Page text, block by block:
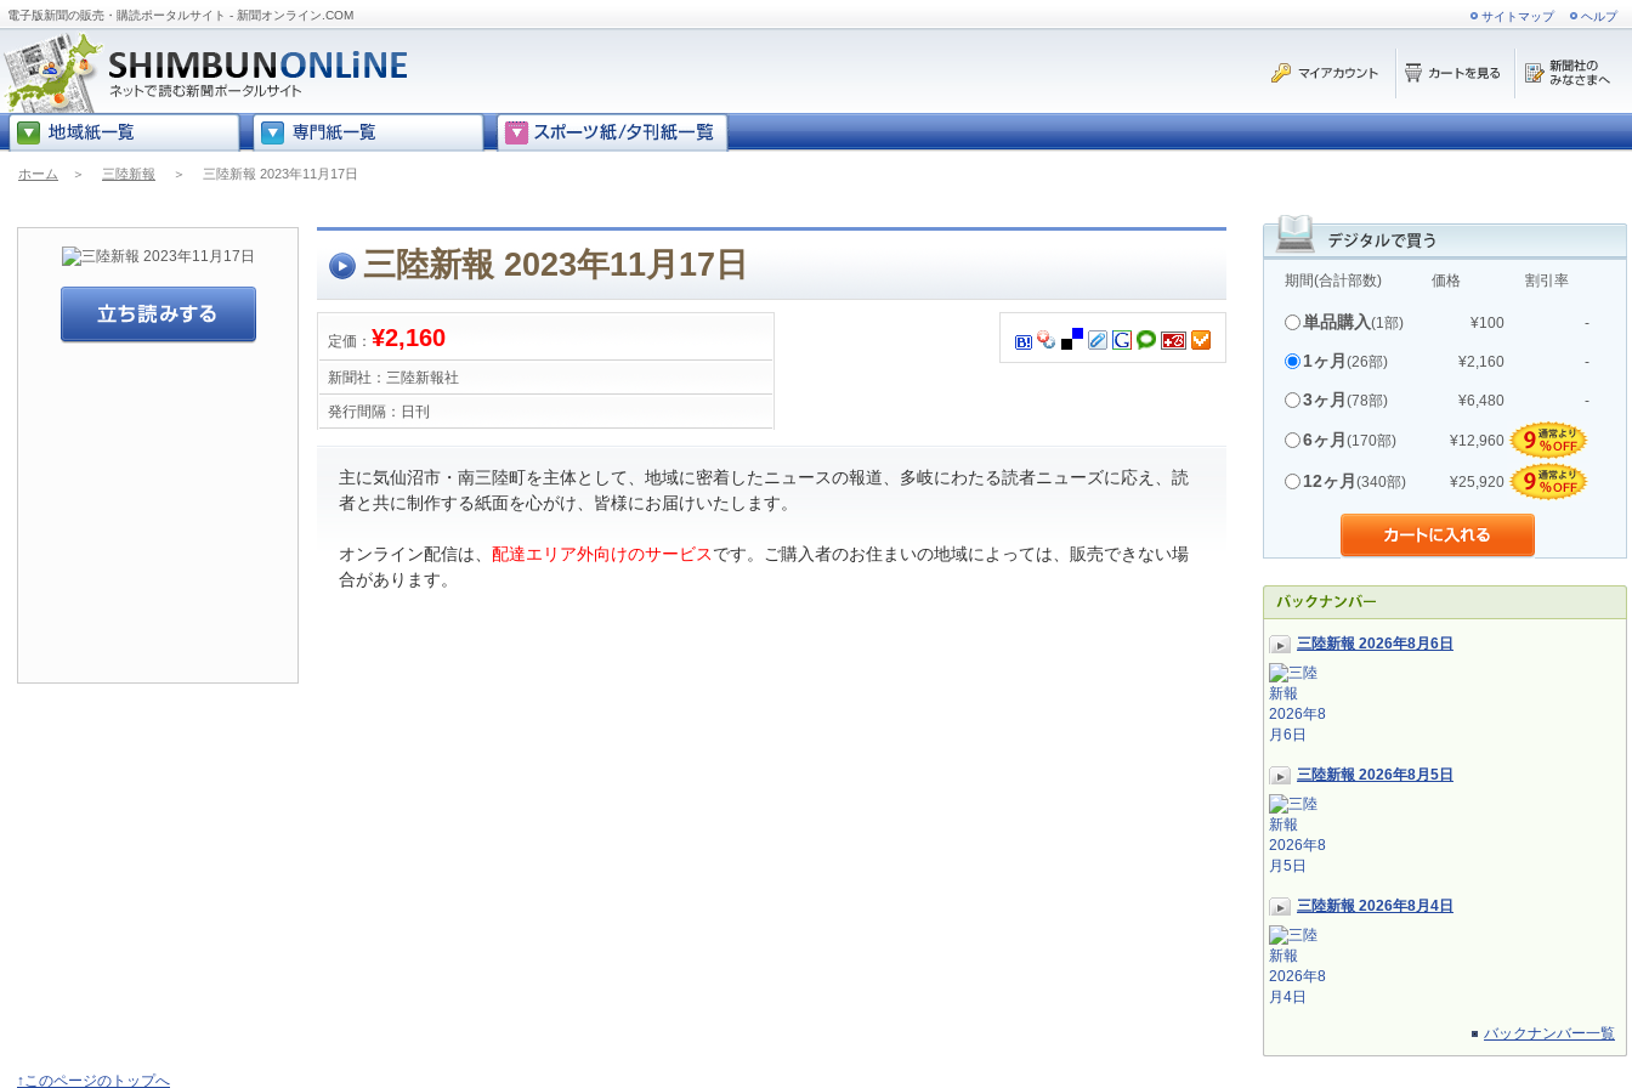
電子版新聞の販売・購読ポータルサイト - 新聞オンライン.COM サイトマップ ヘルプ
ホーム ＞ 三陸新報 ＞ 三陸新報 2023年11月17日
期間(合計部数) 価格 割引率
単品購入(1部) ¥100 -
1ヶ月 (26部) ¥2,160 -
3ヶ月 (78部) ¥6,480 -
6ヶ月 (170部) ¥12,960
12ヶ月 (340部) ¥25,920
三陸新報 2026年8月6日
三陸新報 2026年8月5日
三陸新報 2026年8月4日
バックナンバー一覧
三陸新報 2023年11月17日
定価： ¥2,160
新聞社： 三陸新報社
発行間隔： 日刊
主に気仙沼市・南三陸町を主体として、地域に密着したニュースの報道、多岐にわたる読者ニューズに応え、読
者と共に制作する紙面を心がけ、皆様にお届けいたします。
オンライン配信は、 配達エリア外向けのサービスです。ご購入者のお住まいの地域によっては、販売できない場
合があります。
↑このページのトップへ